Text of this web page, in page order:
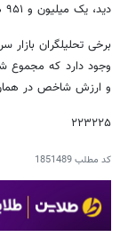
دید، یک میلیون و ۹۵۱ هزار و ۲۱۶ واحد در روز ششم آبان‌ماه بود.
برخی تحلیلگران بازار
و ارزش شاخص در
۲۲۳۲۲۵
کد مطلب1851489